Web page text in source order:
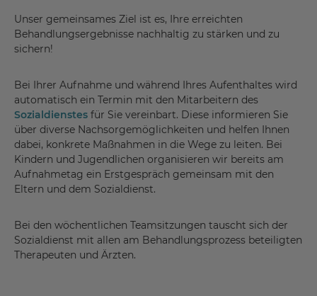
Unser gemeinsames Ziel ist es, Ihre erreichten
Behandlungsergebnisse nachhaltig zu stärken und zu
sichern!
Bei Ihrer Aufnahme und während Ihres Aufenthaltes wird
automatisch ein Termin mit den Mitarbeitern des
Sozialdienstes für Sie vereinbart. Diese informieren Sie
über diverse Nachsorgemöglichkeiten und helfen Ihnen
dabei, konkrete Maßnahmen in die Wege zu leiten. Bei
Kindern und Jugendlichen organisieren wir bereits am
Aufnahmetag ein Erstgespräch gemeinsam mit den
Eltern und dem Sozialdienst.
Bei den wöchentlichen Teamsitzungen tauscht sich der
Sozialdienst mit allen am Behandlungsprozess beteiligten
Therapeuten und Ärzten.